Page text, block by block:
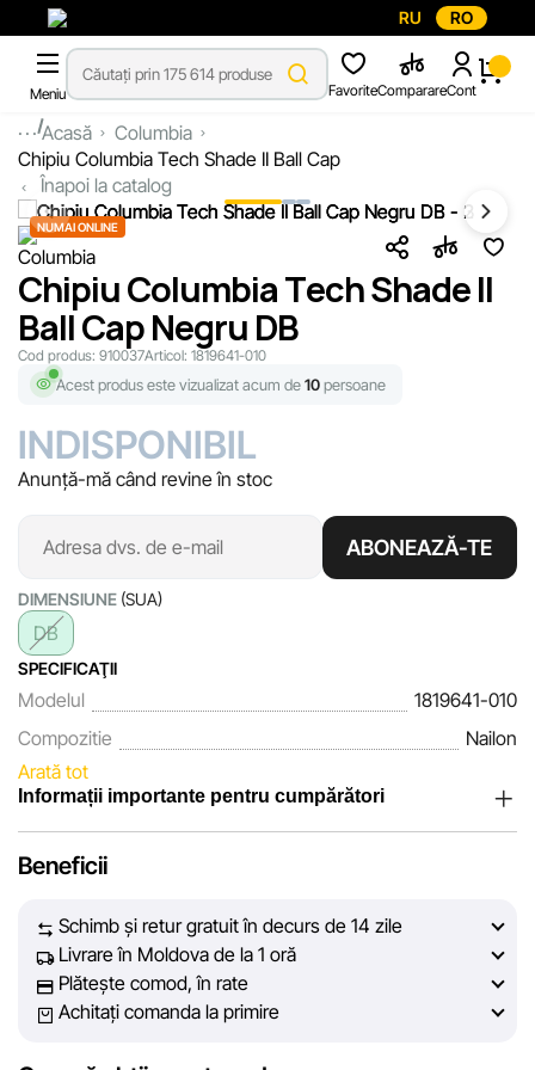
RU RO
Meniu FavoriteComparareCont
...Acasă
Columbia
Chipiu Columbia Tech Shade II Ball Cap
Înapoi la catalog
NUMAI ONLINE
Chipiu Columbia Tech Shade II
Ball Cap Negru DB
Cod produs: 910037Articol: 1819641-010
Acest produs este vizualizat acum de10persoane
INDISPONIBIL
Anunță-mă când revine în stoc
ABONEAZĂ-TE
DIMENSIUNE (SUA)
DB
SPECIFICAŢII
Modelul
1819641-010
Compozitie
Nailon
Arată tot
Informații importante pentru cumpărători
încrederea clienților noștri. În fiecare zi depunem eforturi
prezentate pe site să fie cât mai complete, obiective și
actuale. Scopul nostru este să vă oferim informații corecte și
veridice, pentru ca dvs. să puteți lua cea mai bună decizie
de cumpărare.
Beneficii
Schimb și retur gratuit în decurs de 14 zile
Livrare în Moldova de la 1 oră
Plătește comod, în rate
Achitați comanda la primire